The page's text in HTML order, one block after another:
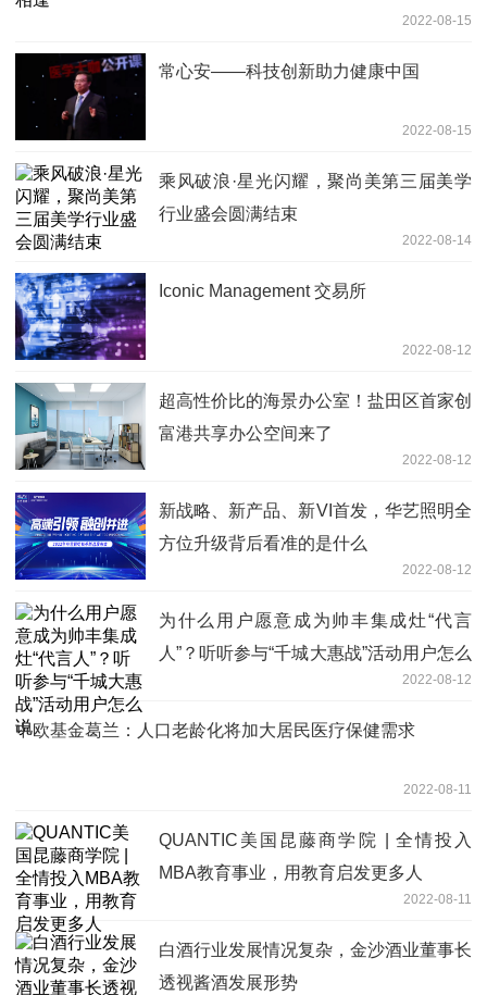
2022-08-15
常心安——科技创新助力健康中国
2022-08-15
乘风破浪·星光闪耀，聚尚美第三届美学
行业盛会圆满结束
2022-08-14
Iconic Management 交易所
2022-08-12
超高性价比的海景办公室！盐田区首家创
富港共享办公空间来了
2022-08-12
新战略、新产品、新VI首发，华艺照明全
方位升级背后看准的是什么
2022-08-12
为什么用户愿意成为帅丰集成灶“代言
人”？听听参与“千城大惠战”活动用户怎么
2022-08-12
中欧基金葛兰：人口老龄化将加大居民医疗保健需求
2022-08-11
QUANTIC美国昆藤商学院 | 全情投入
MBA教育事业，用教育启发更多人
2022-08-11
白酒行业发展情况复杂，金沙酒业董事长
透视酱酒发展形势